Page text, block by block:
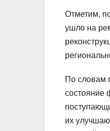
Отметим,
ушло на
По словам
состояние
их